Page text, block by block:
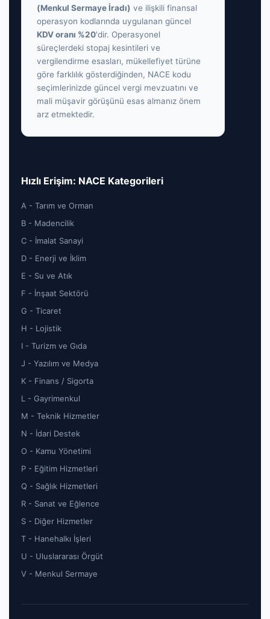
(Menkul Sermaye İradı) ve ilişkili finansal
operasyon kodlarında uygulanan güncel
KDV oranı %20'dir. Operasyonel
süreçlerdeki stopaj kesintileri ve
vergilendirme esasları, mükellefiyet türüne
göre farklılık gösterdiğinden, NACE kodu
seçimlerinizde güncel vergi mevzuatını ve
mali müşavir görüşünü esas almanız önem
arz etmektedir.
Hızlı Erişim: NACE Kategorileri
A - Tarım ve Orman
B - Madencilik
C - İmalat Sanayi
D - Enerji ve İklim
E - Su ve Atık
F - İnşaat Sektörü
G - Ticaret
H - Lojistik
I - Turizm ve Gıda
J - Yazılım ve Medya
K - Finans / Sigorta
L - Gayrimenkul
M - Teknik Hizmetler
N - İdari Destek
O - Kamu Yönetimi
P - Eğitim Hizmetleri
Q - Sağlık Hizmetleri
R - Sanat ve Eğlence
S - Diğer Hizmetler
T - Hanehalkı İşleri
U - Uluslararası Örgüt
V - Menkul Sermaye